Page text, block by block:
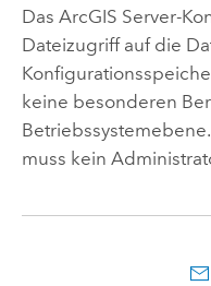
Das ArcGIS Server-
Dateizugriff auf die
keine besonderen
muss kein